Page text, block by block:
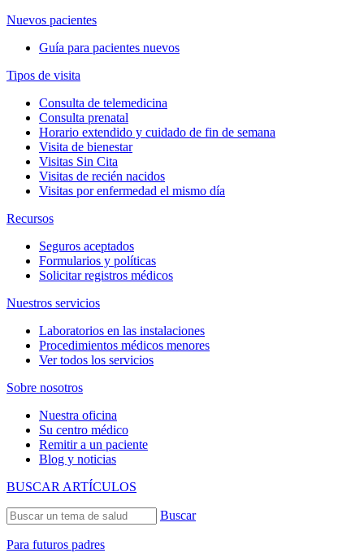
Nuevos pacientes
Guía para pacientes nuevos
Tipos de visita
Consulta de telemedicina
Consulta prenatal
Horario extendido y cuidado de fin de semana
Visita de bienestar
Visitas Sin Cita
Visitas de recién nacidos
Visitas por enfermedad el mismo día
Recursos
Seguros aceptados
Formularios y políticas
Solicitar registros médicos
Nuestros servicios
Laboratorios en las instalaciones
Procedimientos médicos menores
Ver todos los servicios
Sobre nosotros
Nuestra oficina
Su centro médico
Remitir a un paciente
Blog y noticias
BUSCAR ARTÍCULOS
Buscar
Para futuros padres